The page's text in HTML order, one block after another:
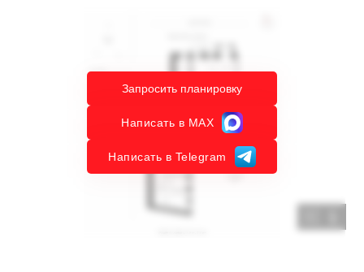
Запросить планировку
Написать в MAX
Написать в Telegram